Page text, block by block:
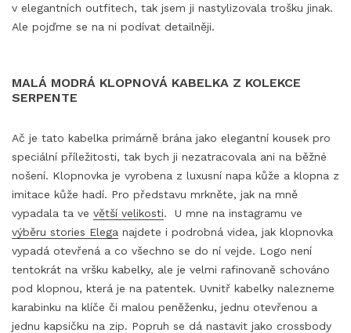
v elegantních outfitech, tak jsem ji nastylizovala trošku jinak.
Ale pojďme se na ni podívat detailněji.
MALÁ MODRÁ KLOPNOVÁ KABELKA Z KOLEKCE
SERPENTE
Ač je tato kabelka primárně brána jako elegantní kousek pro
speciální příležitosti, tak bych ji nezatracovala ani na běžné
nošení. Klopnovka je vyrobena z luxusní napa kůže a klopna z
imitace kůže hadí. Pro představu mrkněte, jak na mně
vypadala ta ve větší velikosti. U mne na instagramu ve
výběru stories Elega najdete i podrobná videa, jak klopnovka
vypadá otevřená a co všechno se do ní vejde. Logo není
tentokrát na vršku kabelky, ale je velmi rafinovaně schováno
pod klopnou, která je na patentek. Uvnitř kabelky nalezneme
karabinku na klíče či malou peněženku, jednu otevřenou a
jednu kapsičku na zip. Popruh se dá nastavit jako crossbody